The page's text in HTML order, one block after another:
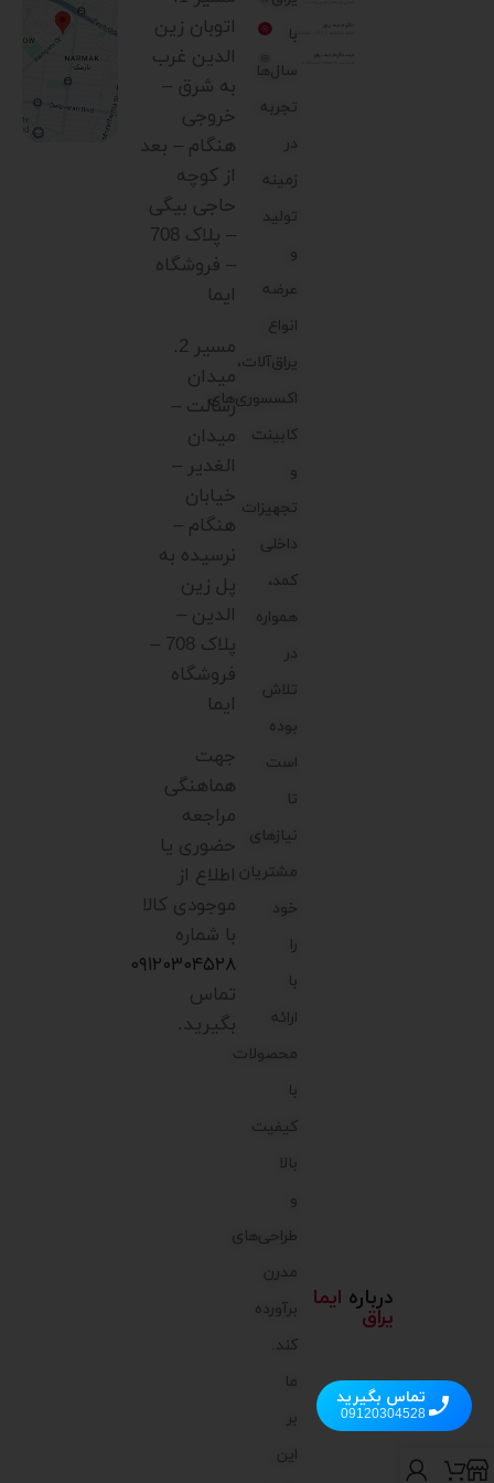
درباره ایما
یراق
با
سال‌ها
تجربه
در
زمینه
تولید
و
عرضه
انواع
یراق‌آلات،
اکسسوری‌های
کابینت
و
تجهیزات
داخلی
کمد،
همواره
در
تلاش
بوده
است
تا
نیازهای
مشتریان
خود
را
با
ارائه
محصولات
با
کیفیت
بالا
و
طراحی‌های
مدرن
برآورده
کند.
ما
بر
این
اتوبان زین
الدین غرب
به شرق –
خروجی
هنگام – بعد
از کوچه
حاجی بیگی
– پلاک 708
– فروشگاه
ایما
مسیر 2.
میدان
رسالت –
میدان
الغدیر –
خیابان
هنگام –
نرسیده به
پل زین
الدین –
پلاک 708 –
فروشگاه
ایما
جهت
هماهنگی
مراجعه
حضوری یا
اطلاع از
موجودی کالا
با شماره
۰۹۱۲۰۳۰۴۵۲۸
تماس
بگیرید.
تماس بگیرید
09120304528